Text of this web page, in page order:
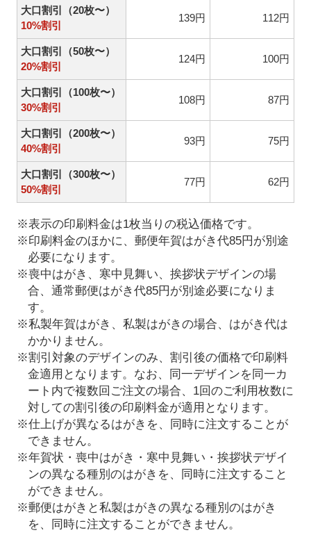
大口割引（20枚〜）
10%割引
139円 112円
大口割引（50枚〜）
20%割引
124円 100円
大口割引（100枚〜）
30%割引
108円 87円
大口割引（200枚〜）
40%割引
93円 75円
大口割引（300枚〜）
50%割引
77円 62円
※表示の印刷料金は1枚当りの税込価格です。
※印刷料金のほかに、郵便年賀はがき代85円が別途
必要になります。
※喪中はがき、寒中見舞い、挨拶状デザインの場
合、通常郵便はがき代85円が別途必要になりま
す。
※私製年賀はがき、私製はがきの場合、はがき代は
かかりません。
※割引対象のデザインのみ、割引後の価格で印刷料
金適用となります。なお、同一デザインを同一カ
ート内で複数回ご注文の場合、1回のご利用枚数に
対しての割引後の印刷料金が適用となります。
※仕上げが異なるはがきを、同時に注文することが
できません。
※年賀状・喪中はがき・寒中見舞い・挨拶状デザイ
ンの異なる種別のはがきを、同時に注文すること
ができません。
※郵便はがきと私製はがきの異なる種別のはがき
を、同時に注文することができません。